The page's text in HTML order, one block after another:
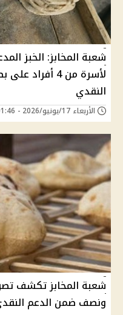
لأسرة من 4
النقدي
الأربعاء 17/يونيو/2026 - 01:46 م
شعبة المخابز تكشف
ونصف ضمن الدعم